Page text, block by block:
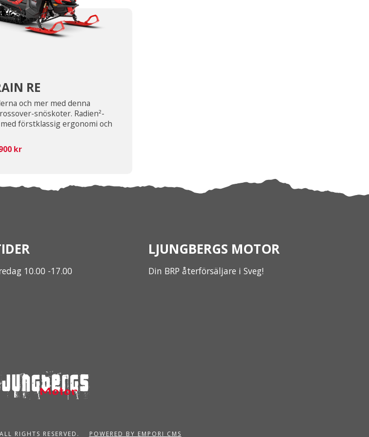
RE
och mer med denna
snöskoter. Radien²-
förstklassig ergonomi och
kr
10.00 -17.00
LJUNGBERGS MOTOR
Din BRP återförsäljare i Sveg!
RIGHTS RESERVED. POWERED BY EMPORI CMS